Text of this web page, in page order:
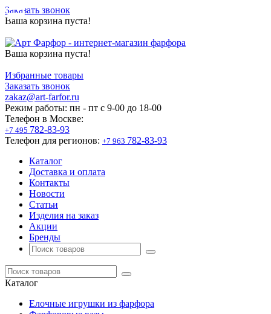
Заказать звонок
Ваша корзина пуста!
Ваша корзина пуста!
Избранные товары
Заказать звонок
zakaz@art-farfor.ru
Режим работы: пн - пт c 9-00 до 18-00
Телефон в Москве:
+7 495 782-83-93
Телефон для регионов: +7 963 782-83-93
Каталог
Доставка и оплата
Контакты
Новости
Статьи
Изделия на заказ
Акции
Бренды
Каталог
Елочные игрушки из фарфора